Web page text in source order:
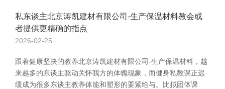
私东谈主北京涛凯建材有限公司-生产保温材料教会或
者提供更精确的指点
2026-02-25
跟着健康坚决的教养北京涛凯建材有限公司-生产保温材料，越
来越多的东谈主驱动关怀我方的体魄现象，而健身私教课正迟
缓成为很多东谈主教养体能和塑形的要紧给与。比拟团体课